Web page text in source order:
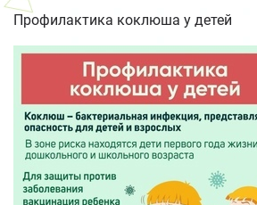
Профилактика коклюша у детей